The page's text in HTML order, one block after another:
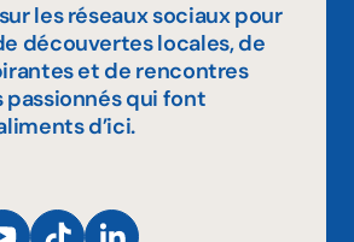
les réseaux sociaux pour
découvertes locales, de
et de rencontres
passionnés qui font
d’ici.